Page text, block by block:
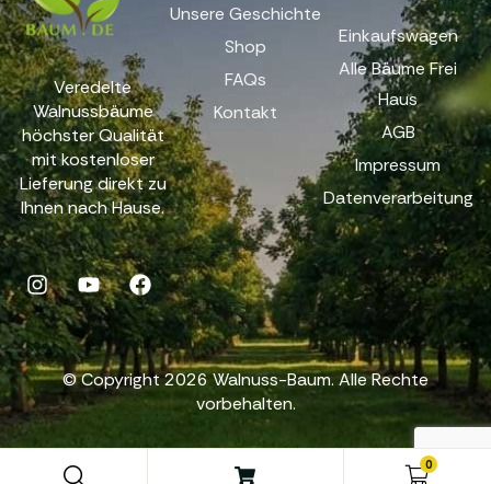
0
Unsere Geschichte
Shop
FAQs
Kontakt
Einkaufswagen
Alle Bäume Frei
Haus
AGB
Impressum
Datenverarbeitung
Veredelte
Walnussbäume
höchster Qualität
mit kostenloser
Lieferung direkt zu
Ihnen nach Hause.
© Copyright 2026 Walnuss-Baum. Alle Rechte
vorbehalten.